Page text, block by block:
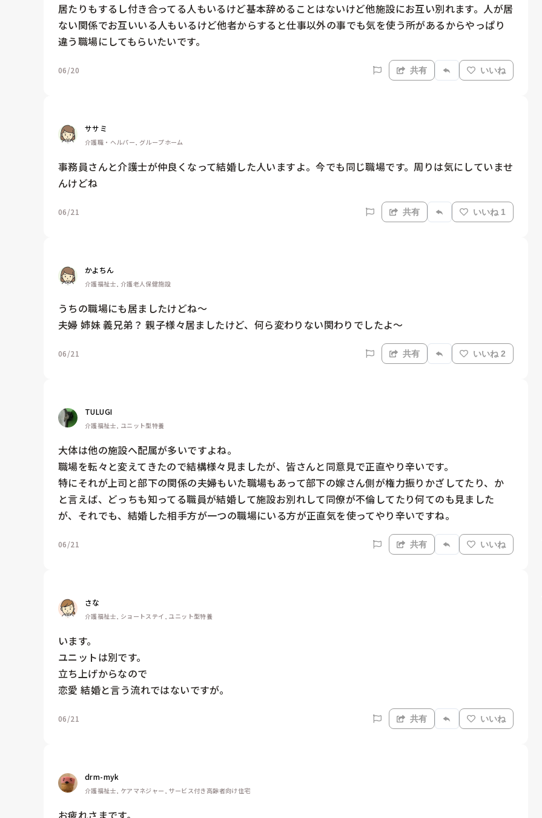
居たりもするし付き合ってる人もいるけど基本辞めることはないけど他施設にお互い別れます。人が居
ない関係でお互いいる人もいるけど他者からすると仕事以外の事でも気を使う所があるからやっぱり
違う職場にしてもらいたいです。
06/20 共有 いいね
ササミ
介護職・ヘルパー, グループホーム
事務員さんと介護士が仲良くなって結婚した人いますよ。今でも同じ職場です。周りは気にしていませ
んけどね
06/21 共有 いいね 1
かよちん
介護福祉士, 介護老人保健施設
うちの職場にも居ましたけどね〜
夫婦 姉妹 義兄弟？ 親子様々居ましたけど、何ら変わりない関わりでしたよ〜
06/21 共有 いいね 2
TULUGI
介護福祉士, ユニット型特養
大体は他の施設へ配属が多いですよね。
職場を転々と変えてきたので結構様々見ましたが、皆さんと同意見で正直やり辛いです。
特にそれが上司と部下の関係の夫婦もいた職場もあって部下の嫁さん側が権力振りかざしてたり、か
と言えば、どっちも知ってる職員が結婚して施設お別れして同僚が不倫してたり何てのも見ました
が、それでも、結婚した相手方が一つの職場にいる方が正直気を使ってやり辛いですね。
06/21 共有 いいね
さな
介護福祉士, ショートステイ, ユニット型特養
います。
ユニットは別です。
立ち上げからなので
恋愛 結婚と言う流れではないですが｡
06/21 共有 いいね
drm-myk
介護福祉士, ケアマネジャー, サービス付き高齢者向け住宅
お疲れさまです。